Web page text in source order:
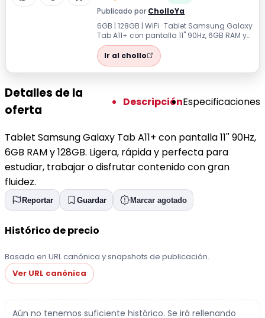
Publicado por CholloYa
6GB | 128GB | WiFi · Tablet Samsung Galaxy
Tab A11+ con pantalla 11'' 90Hz, 6GB RAM y
128GB. Ligera, rápida y perfect...
Ir al chollo
Detalles de la
oferta
DescripciónEspecificaciones
Tablet Samsung Galaxy Tab A11+ con pantalla 11'' 90Hz,
6GB RAM y 128GB. Ligera, rápida y perfecta para
estudiar, trabajar o disfrutar contenido con gran
fluidez.
Reportar Guardar Marcar agotado
Histórico de precio
Basado en URL canónica y snapshots de publicación.
Ver URL canónica
Aún no tenemos suficiente histórico. Se irá rellenando